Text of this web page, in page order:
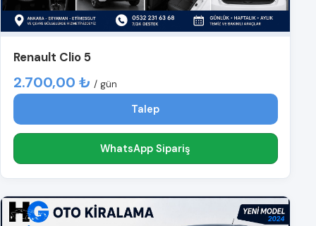
Renault Clio 5
2.700,00 ₺ / gün
Talep
WhatsApp Sipariş